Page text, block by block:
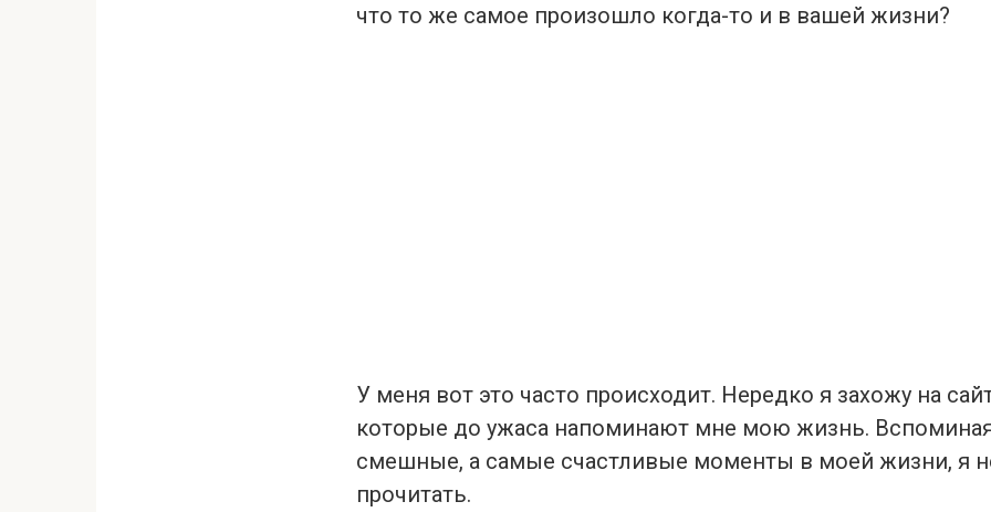
что то же самое произошло когда-то и в вашей жизни?
У меня вот это часто происходит. Нередко я захожу на
которые до ужаса напоминают мне мою жизнь.
смешные, а самые счастливые моменты в моей жизни, я
прочитать.